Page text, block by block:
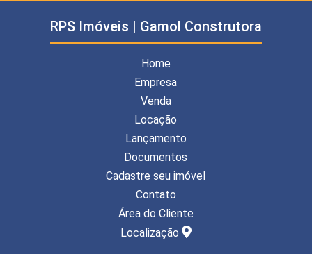
RPS Imóveis | Gamol Construtora
Home
Empresa
Venda
Locação
Lançamento
Documentos
Cadastre seu imóvel
Contato
Área do Cliente
Localização